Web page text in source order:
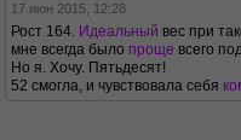
17 июн 2015, 12:28
Рост 164. Идеальный вес при
мне всегда было проще всего
Но я. Хочу. Пятьдесят!
52 смогла, и чувствовала себя